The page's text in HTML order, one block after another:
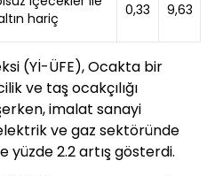
hariç
0,33 9,63
(Yİ-ÜFE), Ocakta bir
ve taş ocakçılığı
imalat sanayi
ve gaz sektöründe
yüzde 2.2 artış gösterdi.